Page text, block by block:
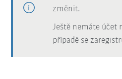
změnit.
Ještě nemáte účet
případě se